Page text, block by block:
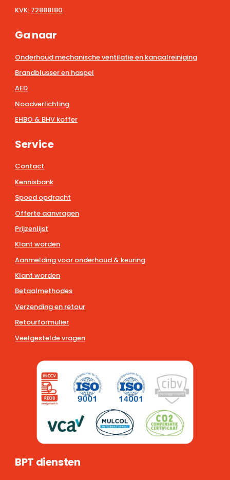
KVK: 72888180
Ga naar
Onderhoud mechanische ventilatie en kanaalreiniging
Brandblusser en haspel
AED
Noodverlichting
EHBO & BHV koffer
Service
Contact
Kennisbank
Spoed opdracht
Offerte aanvragen
Prijzenlijst
Klant worden
Aanmelding voor onderhoud & keuring
Klant worden
Betaalmethodes
Verzending en retour
Retourformulier
Veelgestelde vragen
BPT diensten